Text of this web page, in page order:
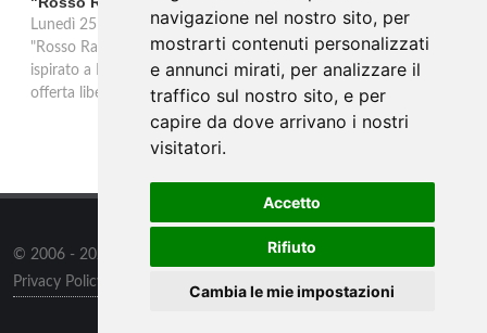
navigazione nel nostro sito, per
mostrarti contenuti personalizzati
e annunci mirati, per analizzare il
traffico sul nostro sito, e per
capire da dove arrivano i nostri
visitatori.
Accetto
Rifiuto
Cambia le mie impostazioni
Lunedì 25 agosto al Palazzo Baronale di Collepasso va in scena
"Rosso Rame", spettacolo di Mary Negro e Gabriele Polimeno
ispirato a Dario Fo e Franca Rame. Ingresso con prenotazione e
offerta libera alle ore 21.
© 2006 - 2026
all rights reserved.
Privacy Policy
Preferenze sui Cookies